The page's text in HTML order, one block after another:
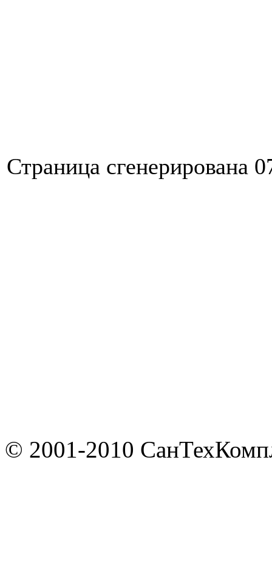
Страница сгенерирована
© 2001-2010